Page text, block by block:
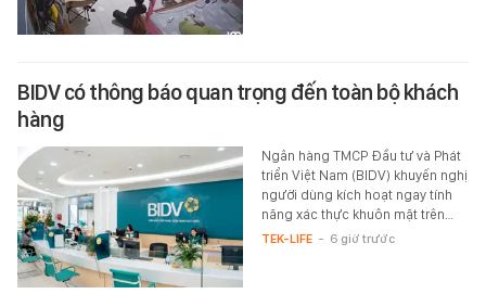
BIDV có thông báo quan trọng đến toàn bộ khách
hàng
Ngân hàng TMCP Đầu tư và Phát
triển Việt Nam (BIDV) khuyến nghị
người dùng kích hoạt ngay tính
năng xác thực khuôn mặt trên…
TEK-LIFE - 6 giờ trước